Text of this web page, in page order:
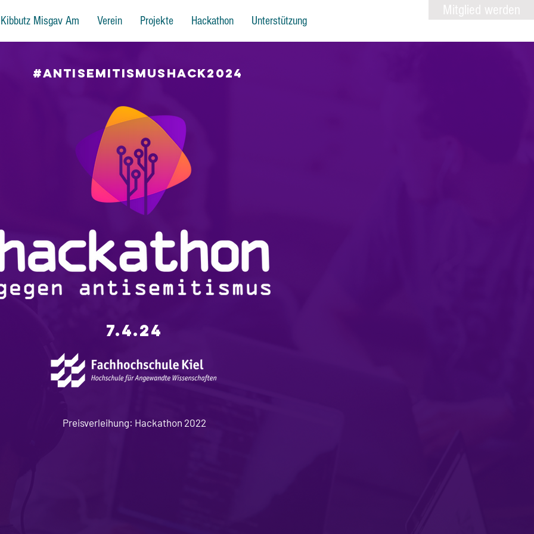
Mitglied werden
Kibbutz Misgav Am Verein Projekte Hackathon Unterstützung
#ANTISEMITISMUSHACK2024
7.4.24
Preisverleihung: Hackathon 2022